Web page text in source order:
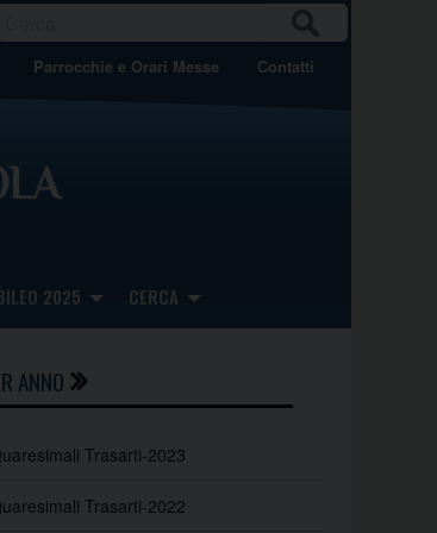
CA
Parrocchie e Orari Messe Contatti
2025 CERCA
ANNO
Trasarti-2023
Trasarti-2022